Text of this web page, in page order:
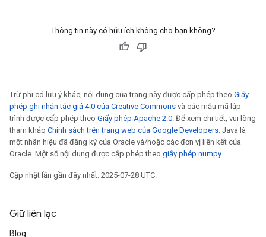
Thông tin này có hữu ích không cho bạn không?
Trừ phi có lưu ý khác, nội dung của trang này được cấp phép theo Giấy
phép ghi nhận tác giả 4.0 của Creative Commons và các mẫu mã lập
trình được cấp phép theo Giấy phép Apache 2.0. Để xem chi tiết, vui lòng
tham khảo Chính sách trên trang web của Google Developers. Java là
một nhãn hiệu đã đăng ký của Oracle và/hoặc các đơn vị liên kết của
Oracle. Một số nội dung được cấp phép theo giấy phép numpy.
Cập nhật lần gần đây nhất: 2025-07-28 UTC.
Giữ liên lạc
Blog